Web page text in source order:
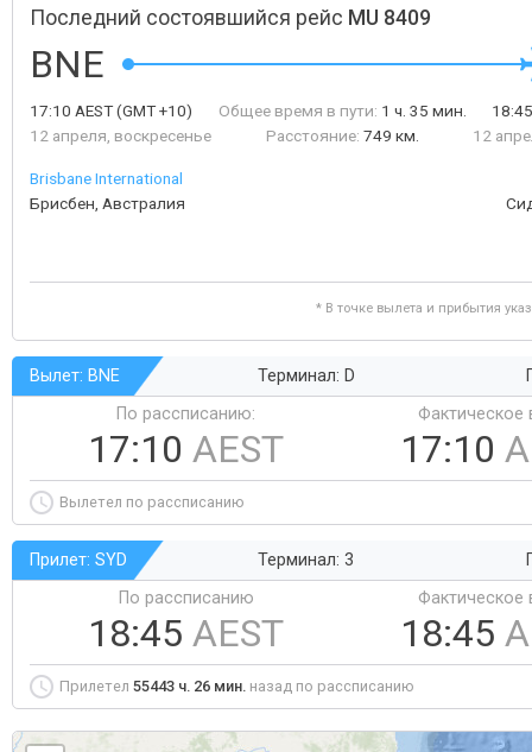
Последний состоявшийся рейс MU 8409
BNE
17:10 AEST(GMT +10)
12 апреля, воскресенье
Общее время в пути: 1 ч. 35 мин.
Расстояние: 749 км.
12
Brisbane International
Брисбен, Австралия
* В точке вылета и прибытия
Вылет: BNE Терминал: D
По рассписанию:
17:10 AEST
Фактическое
17:10
Вылетел по рассписанию
Прилет: SYD Терминал: 3
По рассписанию
18:45 AEST
Фактическое
18:45
Прилетел 55443 ч. 26 мин. назад по рассписанию